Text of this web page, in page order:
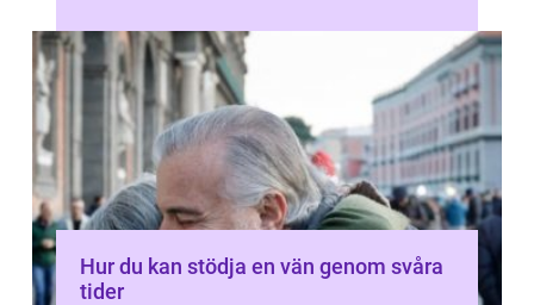
Hur du kan stödja en vän genom svåra
tider